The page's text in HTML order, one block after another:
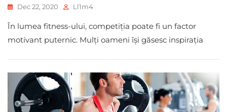
Dec 22, 2020 Ll1m4
În lumea fitness-ului, competiția poate fi un factor
motivant puternic. Mulți oameni își găsesc inspirația